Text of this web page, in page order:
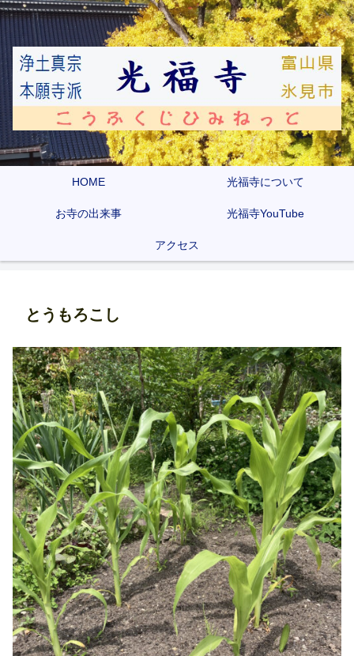
HOME 光福寺について
お寺の出来事 光福寺YouTube
アクセス
とうもろこし